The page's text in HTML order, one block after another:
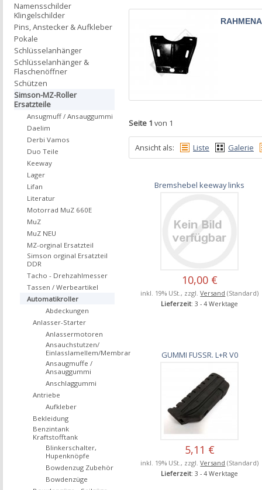
Seite 1 von 1
Ansicht als: Liste Galerie
Bremshebel keeway links
10,00 €
inkl. 19% USt., zzgl.Versand (Standard)
Lieferzeit: 3 - 4 Werktage
GUMMI FUSSR. L+R V0
5,11 €
inkl. 19% USt., zzgl.Versand (Standard)
Lieferzeit: 3 - 4 Werktage
Namensschilder
Klingelschilder
Pins, Anstecker & Aufkleber
Pokale
Schlüsselanhänger
Schlüsselanhänger &
Flaschenöffner
Schützen
Simson-MZ-Roller
Ersatzteile
Ansugmuff / Ansauggummi
Daelim
Derbi Vamos
Duo Teile
Keeway
Lager
Lifan
Literatur
Motorrad MuZ 660E
MuZ
MuZ NEU
MZ-orginal Ersatzteil
Simson orginal Ersatzteil
DDR
Tacho - Drehzahlmesser
Tassen / Werbeartikel
Automatikroller
Abdeckungen
Anlasser-Starter
Anlassermotoren
Ansauchstutzen/
Einlasslamellem/Membrane
Ansaugmuffe /
Ansauggummi
Anschlaggummi
Antriebe
Aufkleber
Bekleidung
Benzintank
Kraftstofftank
Blinkerschalter,
Hupenknöpfe
Bowdenzug Zubehör
Bowdenzüge